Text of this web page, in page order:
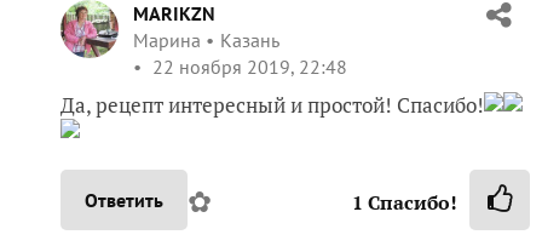
MARIKZN
Марина
Казань
22 ноября 2019, 22:48
Да, рецепт интересный и простой! Спасибо!
Ответить ✿ 1 Спасибо!